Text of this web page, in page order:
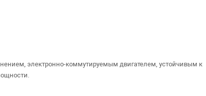
электронно-коммутируемым двигателем, устойчивым к